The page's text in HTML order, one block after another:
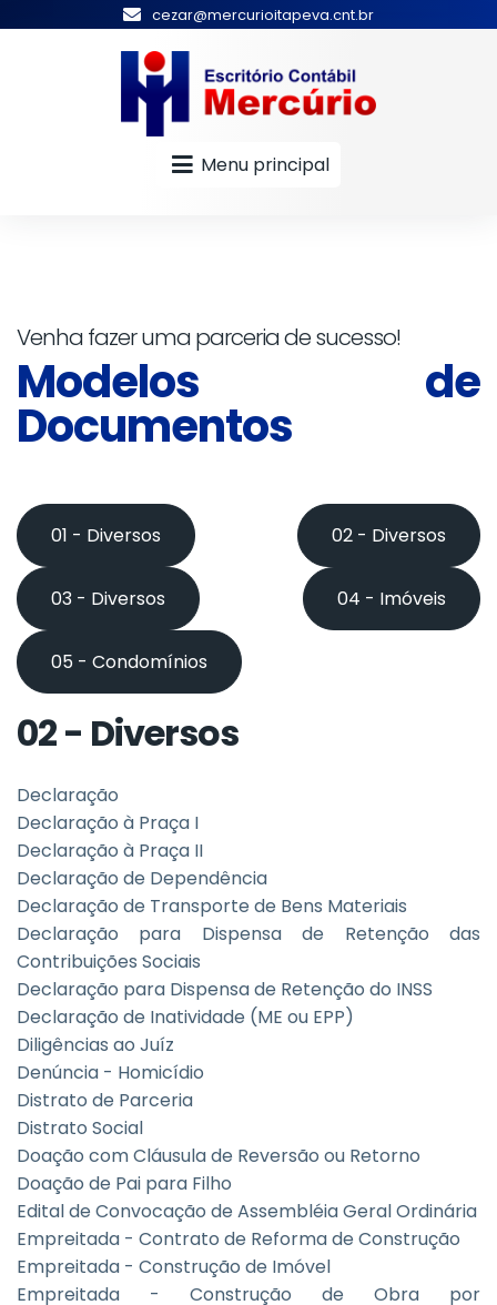
cezar@mercurioitapeva.cnt.br
Menu principal
Venha fazer uma parceria de sucesso!
Modelos de
Documentos
01 - Diversos 02 - Diversos
03 - Diversos 04 - Imóveis
05 - Condomínios
02 - Diversos
Declaração
Declaração à Praça I
Declaração à Praça II
Declaração de Dependência
Declaração de Transporte de Bens Materiais
Declaração para Dispensa de Retenção das
Contribuições Sociais
Declaração para Dispensa de Retenção do INSS
Declaração de Inatividade (ME ou EPP)
Diligências ao Juíz
Denúncia - Homicídio
Distrato de Parceria
Distrato Social
Doação com Cláusula de Reversão ou Retorno
Doação de Pai para Filho
Edital de Convocação de Assembléia Geral Ordinária
Empreitada - Contrato de Reforma de Construção
Empreitada - Construção de Imóvel
Empreitada - Construção de Obra por